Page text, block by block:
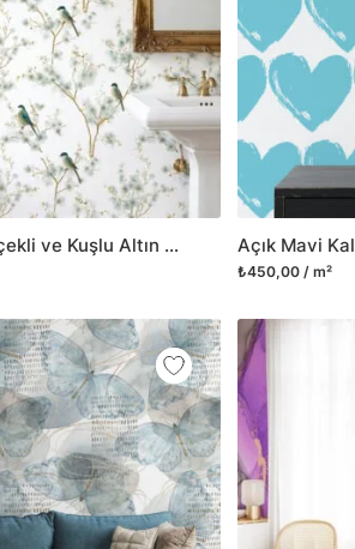
Açık Mavi Çiçekli ve Kuşlu Altın Bahar Dalları Duvar Kağıdı, Zarif Klasik Desenli Duvar Posteri
₺450,00 / m²